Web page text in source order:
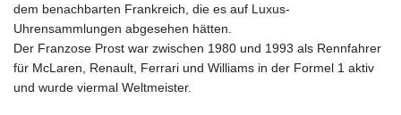
dem benachbarten Frankreich, die es auf Luxus-
Uhrensammlungen abgesehen hätten.
Der Franzose Prost war zwischen 1980 und 1993 als Rennfahrer
für McLaren, Renault, Ferrari und Williams in der Formel 1 aktiv
und wurde viermal Weltmeister.